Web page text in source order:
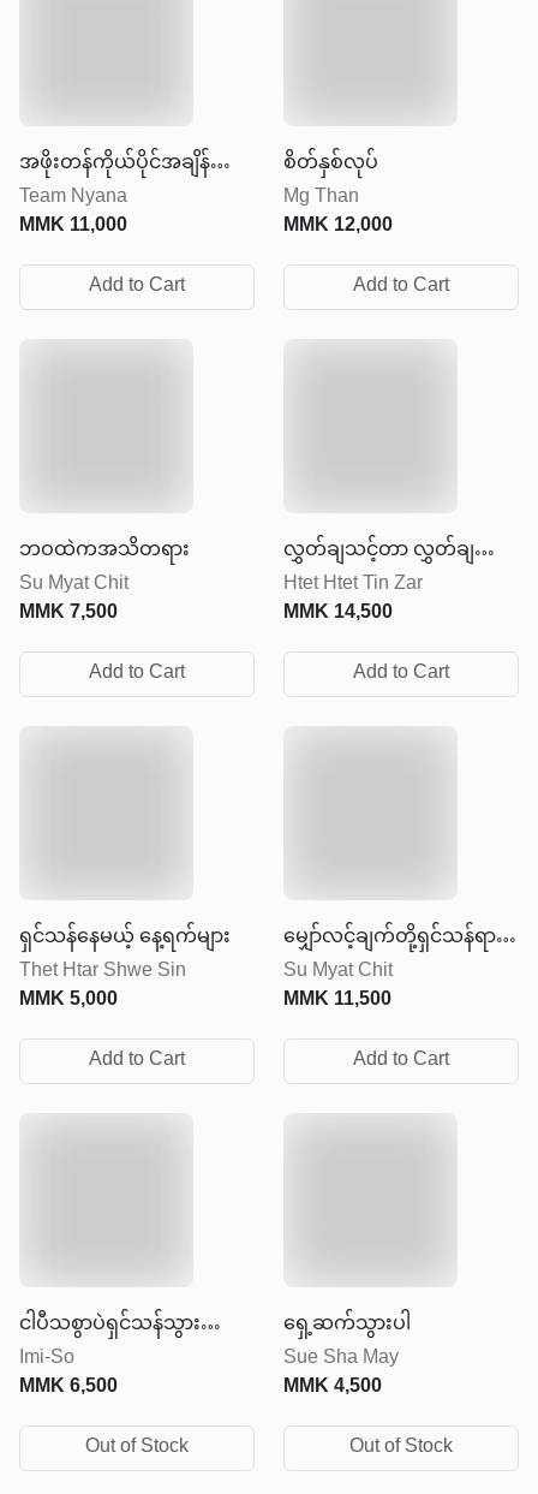
အဖိုးတန်ကိုယ်ပိုင်အချိန်
ကလေး
Team Nyana
MMK11,000
Add to Cart
စိတ်နှစ်လုပ်
Mg Than
MMK12,000
Add to Cart
ဘဝထဲကအသိတရား
Su Myat Chit
MMK7,500
Add to Cart
လွှတ်ချသင့်တာ လွှတ်ချပြီး
ရှေ့ဆက်ပါ
Htet Htet Tin Zar
MMK14,500
Add to Cart
ရှင်သန်နေမယ့် နေ့ရက်များ
Thet Htar Shwe Sin
MMK5,000
Add to Cart
မျှော်လင့်ချက်တို့ရှင်သန်ရာ
စာကြည့်တိုက်
Su Myat Chit
MMK11,500
Add to Cart
ငါပီသစွာပဲရှင်သန်သွားတော့
မလို့
Imi-So
MMK6,500
Out of Stock
ရှေ့ဆက်သွားပါ
Sue Sha May
MMK4,500
Out of Stock